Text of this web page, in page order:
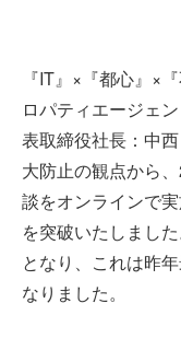
『IT』×『都心』×
ロパティエージェ
表取締役社長：中
大防止の観点から
談をオンラインで
を突破いたしまし
となり、これは昨
なりました。